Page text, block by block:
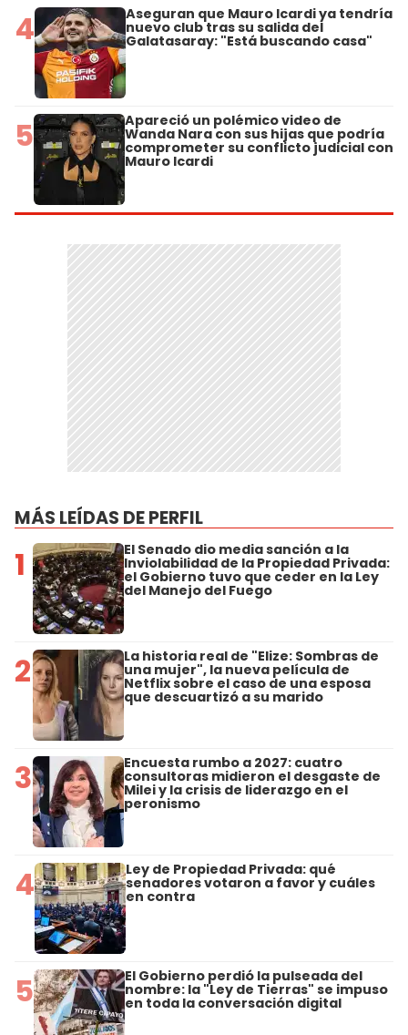
4 Aseguran que Mauro Icardi ya tendría
nuevo club tras su salida del
Galatasaray: "Está buscando casa"
5 Apareció un polémico video de
Wanda Nara con sus hijas que podría
comprometer su conflicto judicial con
Mauro Icardi
MÁS LEÍDAS DE PERFIL
1 El Senado dio media sanción a la
Inviolabilidad de la Propiedad Privada:
el Gobierno tuvo que ceder en la Ley
del Manejo del Fuego
2 La historia real de "Elize: Sombras de
una mujer", la nueva película de
Netflix sobre el caso de una esposa
que descuartizó a su marido
3 Encuesta rumbo a 2027: cuatro
consultoras midieron el desgaste de
Milei y la crisis de liderazgo en el
peronismo
4 Ley de Propiedad Privada: qué
senadores votaron a favor y cuáles
en contra
5 El Gobierno perdió la pulseada del
nombre: la "Ley de Tierras" se impuso
en toda la conversación digital